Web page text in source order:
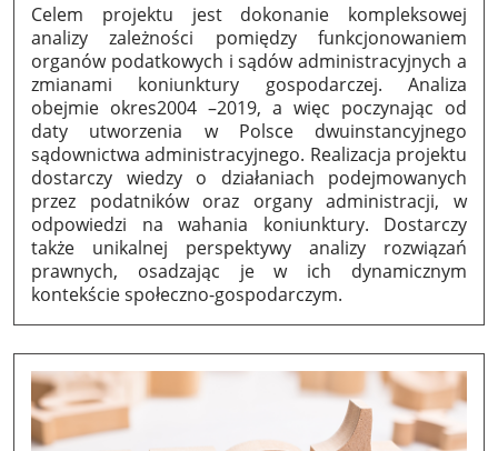
Celem projektu jest dokonanie kompleksowej
analizy zależności pomiędzy funkcjonowaniem
organów podatkowych i sądów administracyjnych a
zmianami koniunktury gospodarczej. Analiza
obejmie okres2004 –2019, a więc poczynając od
daty utworzenia w Polsce dwuinstancyjnego
sądownictwa administracyjnego. Realizacja projektu
dostarczy wiedzy o działaniach podejmowanych
przez podatników oraz organy administracji, w
odpowiedzi na wahania koniunktury. Dostarczy
także unikalnej perspektywy analizy rozwiązań
prawnych, osadzając je w ich dynamicznym
kontekście społeczno-gospodarczym.